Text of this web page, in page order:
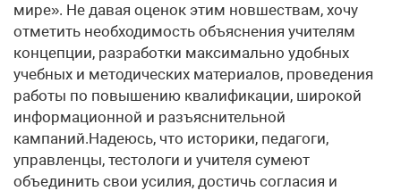
мире». Не давая оценок этим новшествам, хочу
отметить необходимость объяснения учителям
концепции, разработки максимально удобных
учебных и методических материалов, проведения
работы по повышению квалификации, широкой
информационной и разъяснительной
кампаний.Надеюсь, что историки, педагоги,
управленцы, тестологи и учителя сумеют
объединить свои усилия, достичь согласия и